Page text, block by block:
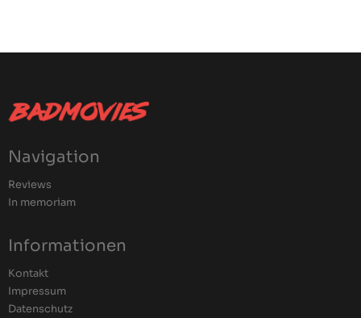
Navigation
Reviews
In memoriam
Informationen
Kontakt
Impressum
Datenschutz